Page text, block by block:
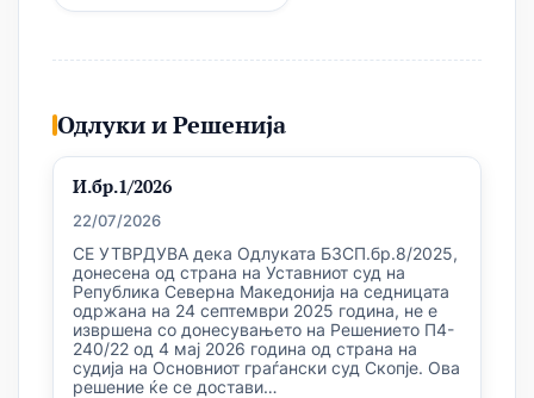
Одлуки и Решенија
И.бр.1/2026
22/07/2026
СЕ УТВРДУВА дека Одлуката БЗСП.бр.8/2025,
донесена од страна на Уставниот суд на
Република Северна Македонија на седницата
одржана на 24 септември 2025 година, не е
извршена со донесувањето на Решението П4-
240/22 од 4 мај 2026 година од страна на
судија на Основниот граѓански суд Скопје. Ова
решение ќе се достави…